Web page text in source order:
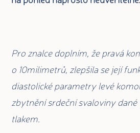
Pro znalce doplním, žepravá
o 10milimetrů, zlepšila se její
diastolické parametry levé
zbytnění srdeční svaloviny
tlakem.